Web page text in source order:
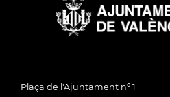
Plaça de l'Ajuntament nº 1